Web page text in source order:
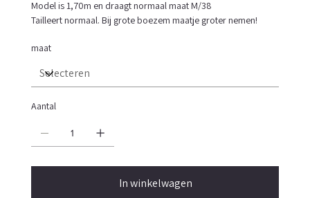
Model is 1,70m en draagt normaal maat M/38
Tailleert normaal. Bij grote boezem maatje groter nemen!
maat
Aantal
In winkelwagen